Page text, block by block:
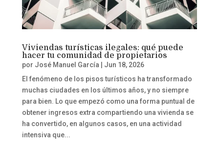
Viviendas turísticas ilegales: qué puede
hacer tu comunidad de propietarios
por José Manuel García
Jun 18, 2026
El fenómeno de los pisos turísticos ha transformado
muchas ciudades en los últimos años, y no siempre
para bien. Lo que empezó como una forma puntual de
obtener ingresos extra compartiendo una vivienda se
ha convertido, en algunos casos, en una actividad
intensiva que...